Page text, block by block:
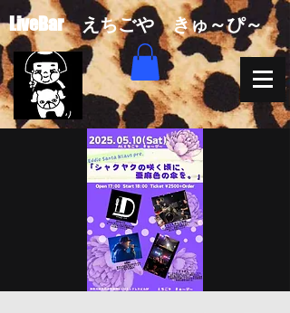
​LiveBar えちごや きゅ～ぴ～